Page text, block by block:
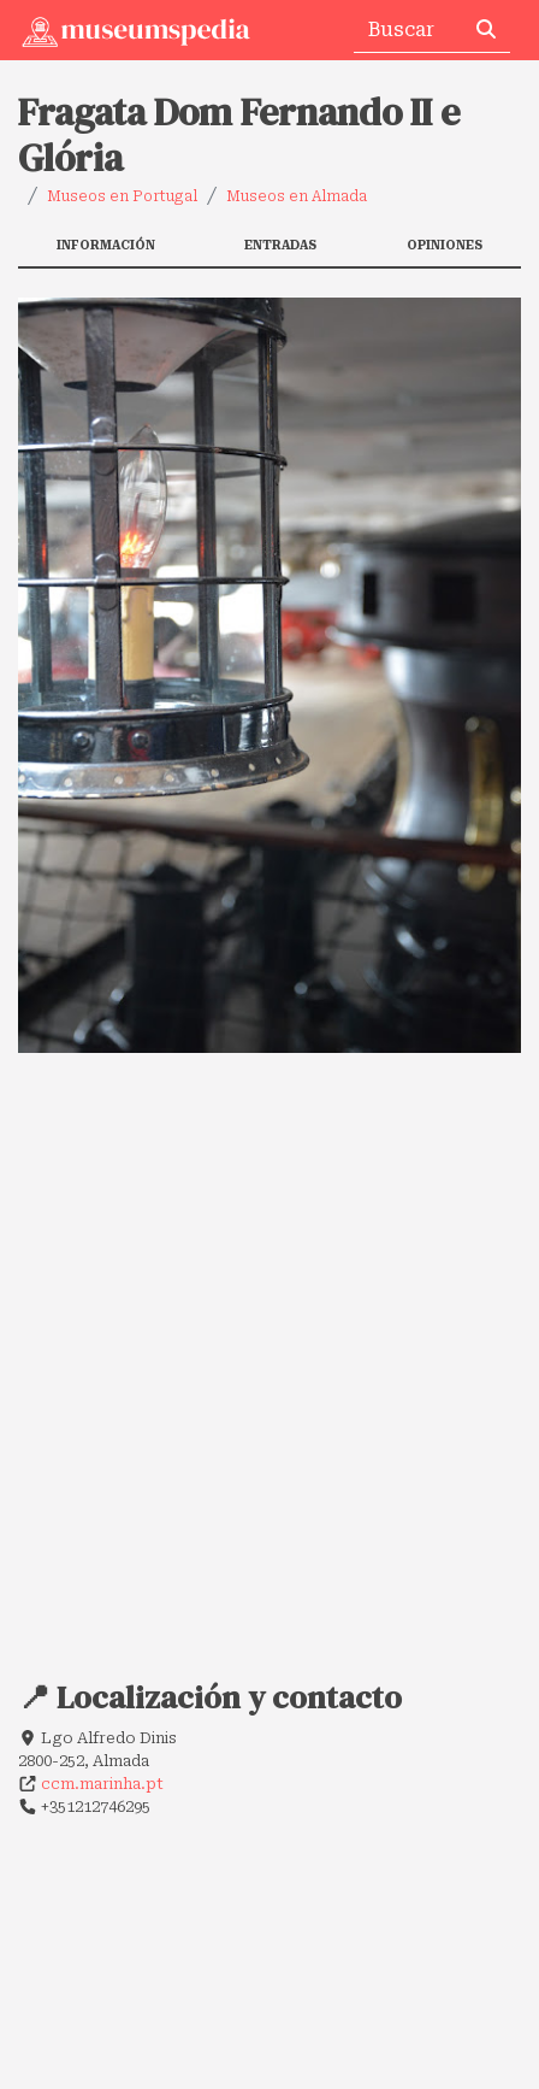
Fragata Dom Fernando II e
Glória
Museos en Portugal Museos en Almada
INFORMACIÓN ENTRADAS OPINIONES
📍 Localización y contacto
Lgo Alfredo Dinis
2800-252, Almada
ccm.marinha.pt
+351212746295